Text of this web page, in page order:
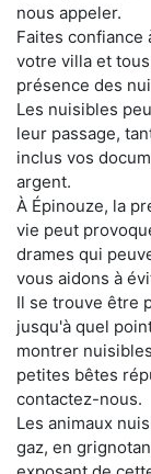
nous appeler.
Faites confiance
votre villa et
présence des
Les nuisibles
leur passage,
inclus vos
argent.
À Épinouze, la
vie peut
drames qui
vous aidons à
Il se trouve être
jusqu'à quel
montrer
petites bêtes
contactez-nous.
Les animaux
gaz, en